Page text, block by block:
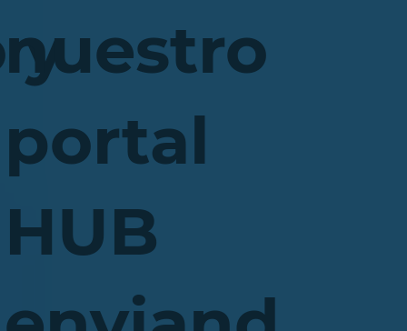
y
nuestro
portal
HUB